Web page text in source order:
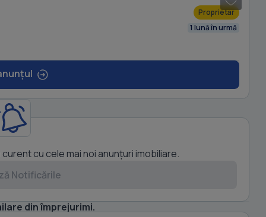
Proprietar
1 lună în urmă
cu cele mai noi anunțuri imobiliare.
Notificările
din împrejurimi.